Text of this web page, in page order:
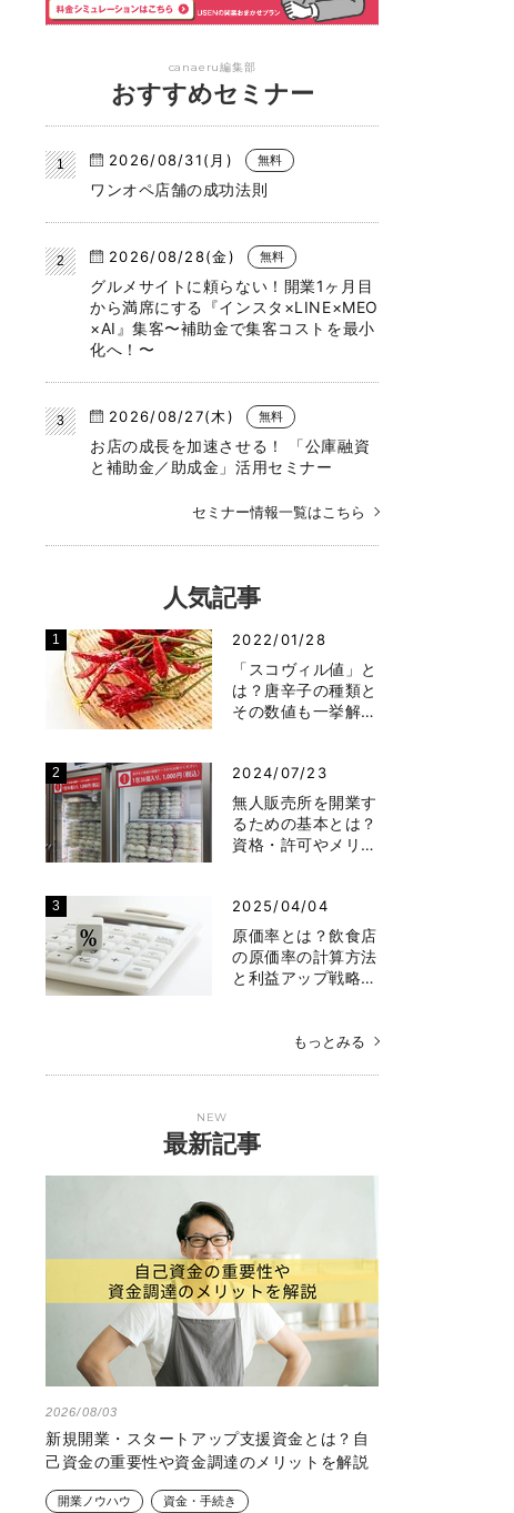
canaeru編集部
おすすめセミナー
2026/08/31(月) 無料
ワンオペ店舗の成功法則
2026/08/28(金) 無料
グルメサイトに頼らない！開業1ヶ月目
から満席にする『インスタ×LINE×MEO
×AI』集客〜補助金で集客コストを最小
化へ！〜
2026/08/27(木) 無料
お店の成長を加速させる！ 「公庫融資
と補助金／助成金」活用セミナー
セミナー情報一覧はこちら
人気記事
2022/01/28
「スコヴィル値」と
は？唐辛子の種類と
その数値も一挙解…
2024/07/23
無人販売所を開業す
るための基本とは？
資格・許可やメリ…
2025/04/04
原価率とは？飲食店
の原価率の計算方法
と利益アップ戦略…
もっとみる
NEW
最新記事
2026/08/03
新規開業・スタートアップ支援資金とは？自
己資金の重要性や資金調達のメリットを解説
開業ノウハウ 資金・手続き